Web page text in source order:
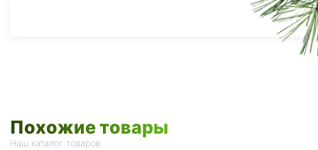
Похожие товары
Наш каталог товаров